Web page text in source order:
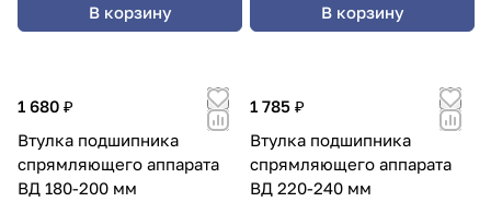
В корзину В корзину
1 680 ₽
Втулка подшипника
спрямляющего аппарата
ВД 180-200 мм
1 785 ₽
Втулка подшипника
спрямляющего аппарата
ВД 220-240 мм